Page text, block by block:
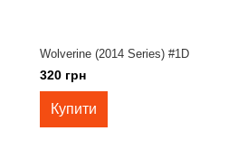
Wolverine (2014 Series) #1D
320 грн
Купити